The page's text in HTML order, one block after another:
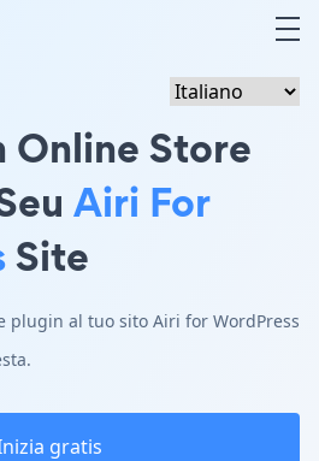
Online Store
Airi For
Site
plugin al tuo sito Airi for WordPress
gratis